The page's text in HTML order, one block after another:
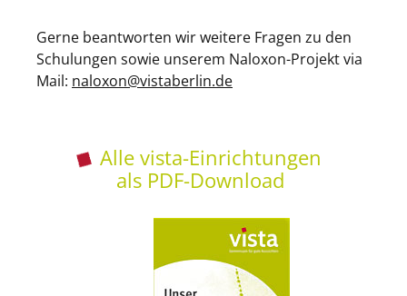
Gerne beantworten wir weitere Fragen zu den
Schulungen sowie unserem Naloxon-Projekt via
Mail: naloxon@vistaberlin.de
Alle vista-Einrichtungen
als PDF-Download